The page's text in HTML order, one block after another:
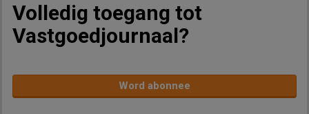
Volledig toegang tot
Vastgoedjournaal?
Word abonnee